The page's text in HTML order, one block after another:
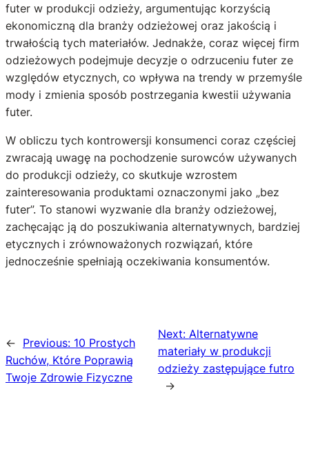
futer w produkcji odzieży, argumentując korzyścią
ekonomiczną dla branży odzieżowej oraz jakością i
trwałością tych materiałów. Jednakże, coraz więcej firm
odzieżowych podejmuje decyzje o odrzuceniu futer ze
względów etycznych, co wpływa na trendy w przemyśle
mody i zmienia sposób postrzegania kwestii używania
futer.
W obliczu tych kontrowersji konsumenci coraz częściej
zwracają uwagę na pochodzenie surowców używanych
do produkcji odzieży, co skutkuje wzrostem
zainteresowania produktami oznaczonymi jako „bez
futer”. To stanowi wyzwanie dla branży odzieżowej,
zachęcając ją do poszukiwania alternatywnych, bardziej
etycznych i zrównoważonych rozwiązań, które
jednocześnie spełniają oczekiwania konsumentów.
← Previous: 10 Prostych
Ruchów, Które Poprawią
Twoje Zdrowie Fizyczne
Next: Alternatywne
materiały w produkcji
odzieży zastępujące futro
→